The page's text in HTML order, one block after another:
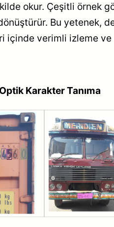
okur. Çeşitli örnek
Bu yetenek,
içinde verimli izleme
Karakter Tanıma